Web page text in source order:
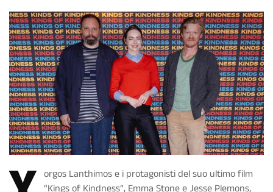
orgos Lanthimos e i protagonisti del suo ultimo film
“Kings of Kindness”, Emma Stone e Jesse Plemons,